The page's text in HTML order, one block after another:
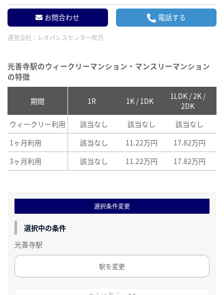
お問合わせ 電話する
運営会社： レオパレスセンター枚方
光善寺駅のウィークリーマンション・マンスリーマンション
の特徴
期間 1R 1K / 1DK
1LDK / 2K /
2DK
ウィークリー利用 該当なし 該当なし 該当なし
1ヶ月利用
該当なし 11.22万円 17.82万円
3ヶ月利用
該当なし 11.22万円 17.82万円
選択条件変更
選択中の条件
光善寺駅
駅を変更